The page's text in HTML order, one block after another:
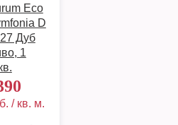
Eco
D
Дуб
1
/ кв. м.